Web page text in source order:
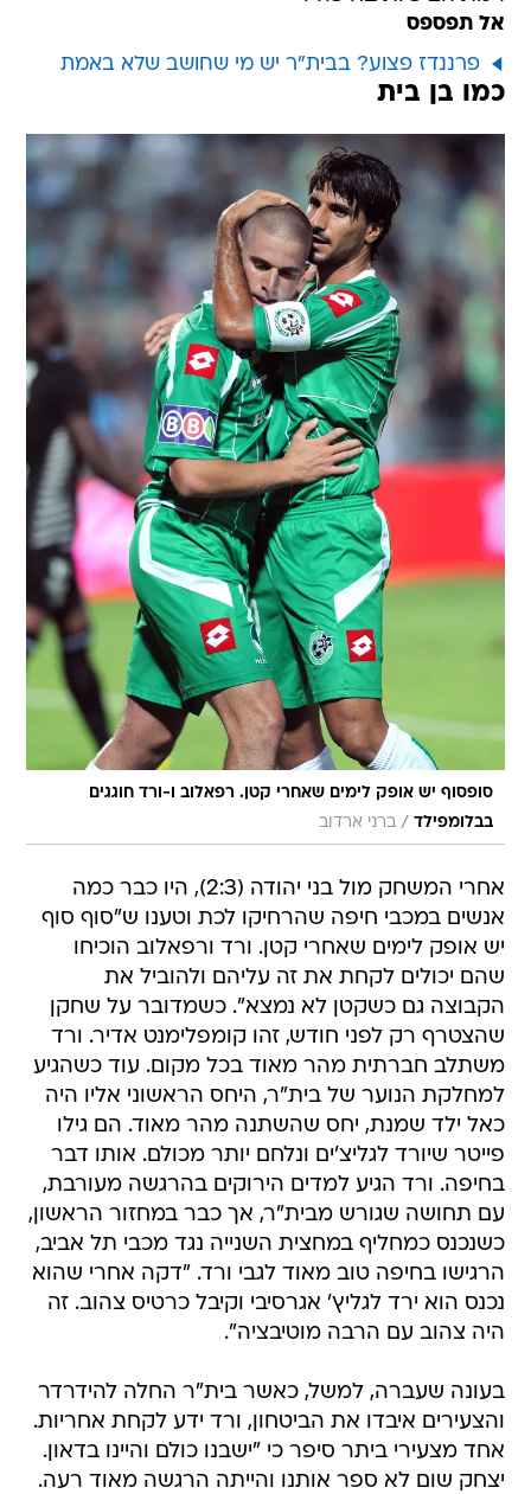
אל תפספס
פרננדז פצוע? בבית"ר יש מי שחושב שלא באמת
כמו בן בית
סופסוף יש אופק לימים שאחרי קטן. רפאלוב ו-ורד חוגגים
בבלומפילד / ברני ארדוב
אחרי המשחק מול בני יהודה (2:3), היו כבר כמה
אנשים במכבי חיפה שהרחיקו לכת וטענו ש"סוף סוף
יש אופק לימים שאחרי קטן. ורד ורפאלוב הוכיחו
שהם יכולים לקחת את זה עליהם ולהוביל את
הקבוצה גם כשקטן לא נמצא". כשמדובר על שחקן
שהצטרף רק לפני חודש, זהו קומפלימנט אדיר. ורד
משתלב חברתית מהר מאוד בכל מקום. עוד כשהגיע
למחלקת הנוער של בית"ר, היחס הראשוני אליו היה
כאל ילד שמנת, יחס שהשתנה מהר מאוד. הם גילו
פייטר שיורד לגליצ'ים ונלחם יותר מכולם. אותו דבר
בחיפה. ורד הגיע למדים הירוקים בהרגשה מעורבת,
עם תחושה שגורש מבית"ר, אך כבר במחזור הראשון,
כשנכנס כמחליף במחצית השנייה נגד מכבי תל אביב,
הרגישו בחיפה טוב מאוד לגבי ורד. "דקה אחרי שהוא
נכנס הוא ירד לגליץ' אגרסיבי וקיבל כרטיס צהוב. זה
היה צהוב עם הרבה מוטיבציה".
בעונה שעברה, למשל, כאשר בית"ר החלה להידרדר
והצעירים איבדו את הביטחון, ורד ידע לקחת אחריות.
אחד מצעירי ביתר סיפר כי "ישבנו כולם והיינו בדאון.
יצחק שום לא ספר אותנו והייתה הרגשה מאוד רעה.